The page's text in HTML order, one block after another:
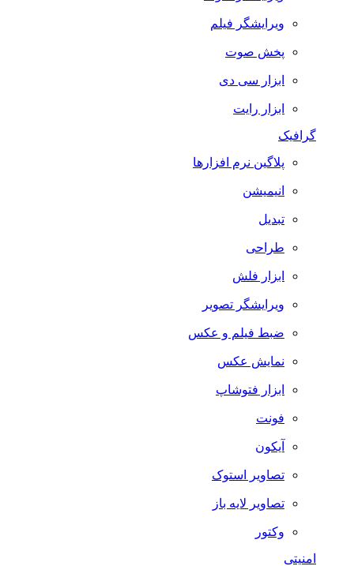
ویرایشگر فیلم
پخش صوت
ابزار سی دی
ابزار رایت
گرافیک
پلاگین نرم افزارها
انیمیشن
تبدیل
طراحی
ابزار فلش
ویرایشگر تصویر
ضبط فيلم و عكس
نمایش عکس
ابزار فتوشاپ
فونت
آیکون
تصاویر استوک
تصاویر لایه باز
وکتور
امنیتی